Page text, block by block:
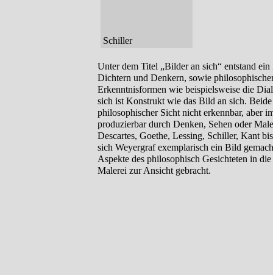
Schiller
Unter dem Titel „Bilder an sich“ entstand
Dichtern und Denkern, sowie
Erkenntnisformen wie beispielsweise die
sich ist Konstrukt wie das Bild an sich. Beide
philosophischer Sicht nicht erkennbar, aber
produzierbar durch Denken, Sehen oder
Descartes, Goethe, Lessing, Schiller, Kant
sich Weyergraf exemplarisch ein Bild
Aspekte des philosophisch Gesichteten in
Malerei zur Ansicht gebracht.